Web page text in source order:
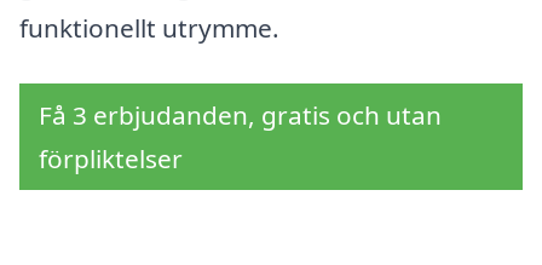
funktionellt utrymme.
Få 3 erbjudanden, gratis och utan
förpliktelser